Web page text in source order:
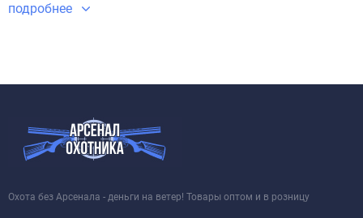
подробнее
Охота без Арсенала - деньги на ветер! Товары оптом и в розницу